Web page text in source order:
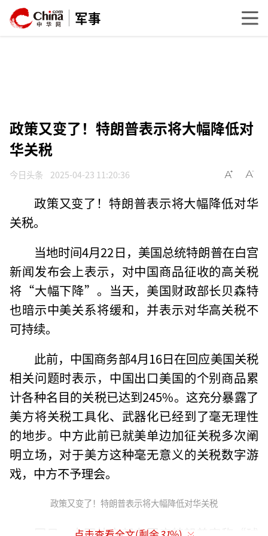
军事
政策又变了！特朗普表示将大幅降低对
华关税
今日头条 2025-04-23 11:20:36
政策又变了！特朗普表示将大幅降低对华
关税。
当地时间4月22日，美国总统特朗普在白宫
新闻发布会上表示，对中国商品征收的高关税
将“大幅下降”。当天，美国财政部长贝森特
也暗示中美关系将缓和，并表示对华高关税不
可持续。
此前，中国商务部4月16日在回应美国关税
相关问题时表示，中国出口美国的个别商品累
计各种名目的关税已达到245%。这充分暴露了
美方将关税工具化、武器化已经到了毫无理性
的地步。中方此前已就美单边加征关税多次阐
明立场，对于美方这种毫无意义的关税数字游
戏，中方不予理会。
政策又变了！特朗普表示将大幅降低对华关税